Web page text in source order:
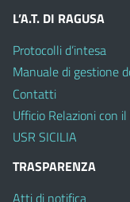
L’A.T. DI RAGUSA
Protocolli d’intesa
Manuale di gestione
Contatti
Ufficio Relazioni con
USR SICILIA
TRASPARENZA